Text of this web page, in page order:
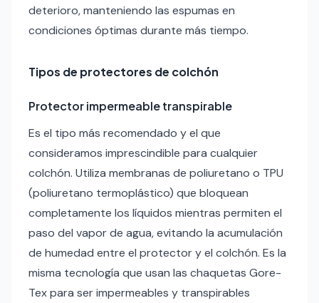
deterioro, manteniendo las espumas en
condiciones óptimas durante más tiempo.
Tipos de protectores de colchón
Protector impermeable transpirable
Es el tipo más recomendado y el que
consideramos imprescindible para cualquier
colchón. Utiliza membranas de poliuretano o TPU
(poliuretano termoplástico) que bloquean
completamente los líquidos mientras permiten el
paso del vapor de agua, evitando la acumulación
de humedad entre el protector y el colchón. Es la
misma tecnología que usan las chaquetas Gore-
Tex para ser impermeables y transpirables